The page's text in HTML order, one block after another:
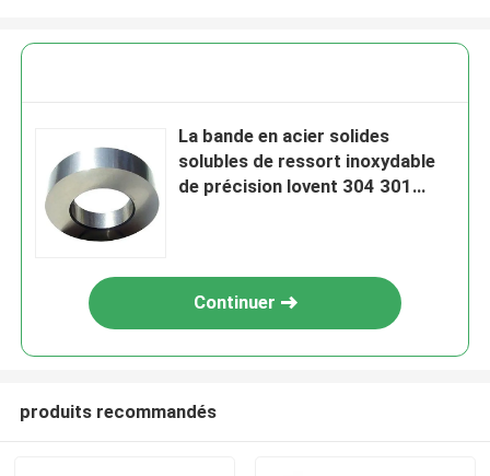
La bande en acier solides
solubles de ressort inoxydable
de précision lovent 304 301
Continuer
produits recommandés